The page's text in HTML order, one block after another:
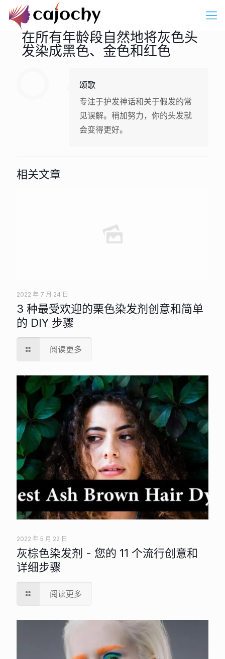
在所有年龄段自然地将灰色头
发染成黑色、金色和红色
颂歌
专注于护发神话和关于假发的常
见误解。稍加努力，你的头发就
会变得更好。
相关文章
2022 年 7 月 24 日
3 种最受欢迎的栗色染发剂创意和简单
的 DIY 步骤
阅读更多
2022 年 5 月 22 日
灰棕色染发剂 - 您的 11 个流行创意和
详细步骤
阅读更多